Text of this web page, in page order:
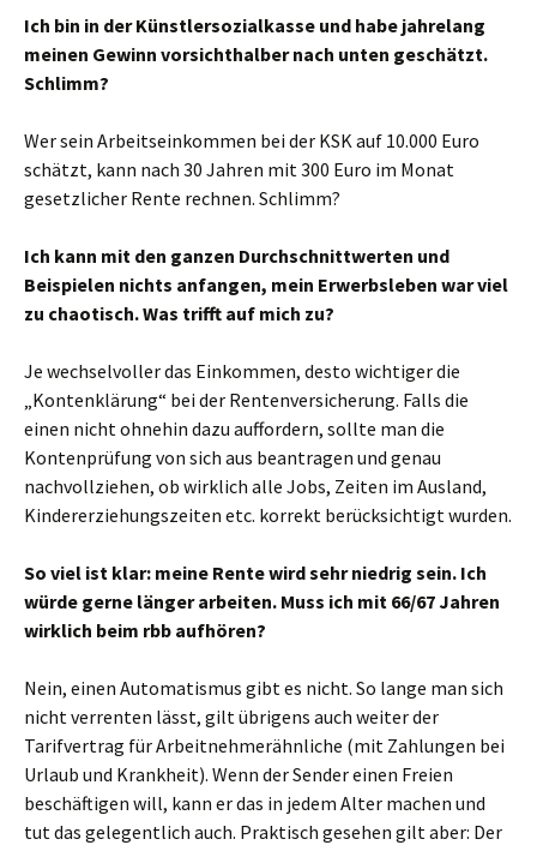
Ich bin in der Künstlersozialkasse und habe jahrelang
meinen Gewinn vorsichthalber nach unten geschätzt.
Schlimm?
Wer sein Arbeitseinkommen bei der KSK auf 10.000 Euro
schätzt, kann nach 30 Jahren mit 300 Euro im Monat
gesetzlicher Rente rechnen. Schlimm?
Ich kann mit den ganzen Durchschnittwerten und
Beispielen nichts anfangen, mein Erwerbsleben war viel
zu chaotisch. Was trifft auf mich zu?
Je wechselvoller das Einkommen, desto wichtiger die
„Kontenklärung“ bei der Rentenversicherung. Falls die
einen nicht ohnehin dazu auffordern, sollte man die
Kontenprüfung von sich aus beantragen und genau
nachvollziehen, ob wirklich alle Jobs, Zeiten im Ausland,
Kindererziehungszeiten etc. korrekt berücksichtigt wurden.
So viel ist klar: meine Rente wird sehr niedrig sein. Ich
würde gerne länger arbeiten. Muss ich mit 66/67 Jahren
wirklich beim rbb aufhören?
Nein, einen Automatismus gibt es nicht. So lange man sich
nicht verrenten lässt, gilt übrigens auch weiter der
Tarifvertrag für Arbeitnehmerähnliche (mit Zahlungen bei
Urlaub und Krankheit). Wenn der Sender einen Freien
beschäftigen will, kann er das in jedem Alter machen und
tut das gelegentlich auch. Praktisch gesehen gilt aber: Der